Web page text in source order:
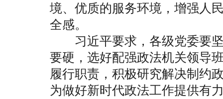
境、优质的服务环境，增强人
全感。
习近平要求，各级党委要坚
要硬，选好配强政法机关领导
履行职责，积极研究解决制约
为做好新时代政法工作提供有